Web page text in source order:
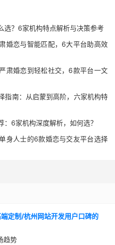
选？6家机构特点解析与决策参考
婚恋与智能匹配，6大平台助高效
肃婚恋到轻松社交，6款平台一文
指南：从启蒙到高阶，六家机构特
6家机构深度解析，如何选？
身人士的6款婚恋与交友平台选择
定制/杭州网站开发用户口碑的
趋势